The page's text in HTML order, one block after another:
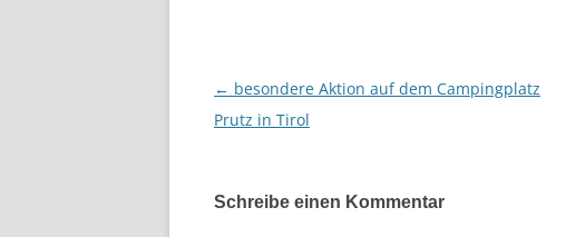
Beitragsnavigation
← besondere Aktion auf dem Campingplatz
Prutz in Tirol
Schreibe einen Kommentar